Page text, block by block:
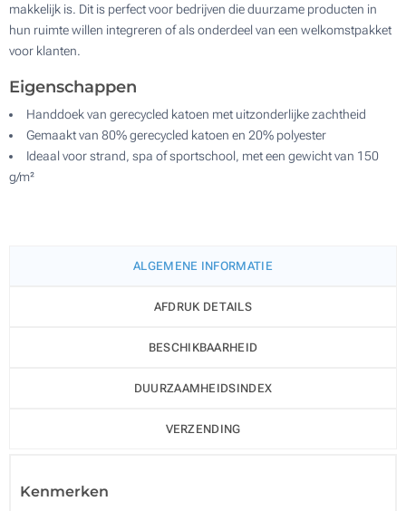
makkelijk is. Dit is perfect voor bedrijven die duurzame producten in
hun ruimte willen integreren of als onderdeel van een welkomstpakket
voor klanten.
Eigenschappen
Handdoek van gerecycled katoen met uitzonderlijke zachtheid
Gemaakt van 80% gerecycled katoen en 20% polyester
Ideaal voor strand, spa of sportschool, met een gewicht van 150
g/m²
ALGEMENE INFORMATIE
AFDRUK DETAILS
BESCHIKBAARHEID
DUURZAAMHEIDSINDEX
VERZENDING
Kenmerken